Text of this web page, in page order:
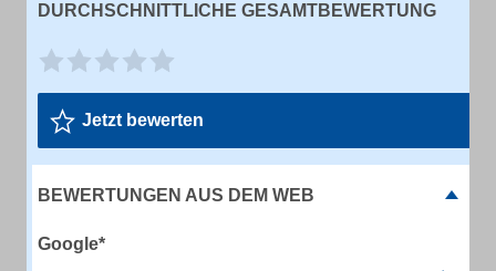
DURCHSCHNITTLICHE GESAMTBEWERTUNG
Jetzt bewerten
BEWERTUNGEN AUS DEM WEB
Google*